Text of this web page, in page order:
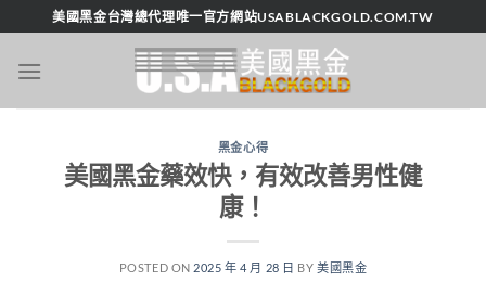
轉
美國黑金台灣總代理唯一官方網站USABLACKGOLD.COM.TW
黑金心得
美國黑金藥效快，有效改善男性健
康！
POSTED ON 2025 年 4 月 28 日 BY 美國黑金